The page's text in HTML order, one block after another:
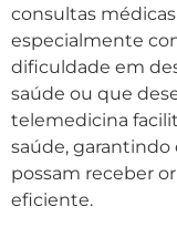
consultas
especialmente
dificuldade em
saúde ou que
telemedicina
saúde, garantindo
possam receber
eficiente.